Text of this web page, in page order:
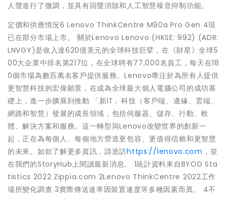
人聲進行了微調，並具有回聲消除和人工智慧噪音抑制功能。
定價和供應情況6 Lenovo ThinkCentre M90a Pro Gen 4現
已在部分市場上市。 關於Lenovo Lenovo (HKSE: 992) (ADR:
LNVGY)是收入達620億美元的全球科技巨擘，在《財星》全球5
00大企業中排名第217位，在全球聘有77,000名員工，每天在18
0個市場為數百萬名客戶提供服務。Lenovo專注於為所有人提供
更智慧科技的宏偉願景，在成為全球最大個人電腦公司的成功基
礎上，進一步擴展到推動 「新IT」科技（客戶端、邊緣、雲端、
網路和智慧）發展的成長領域，包括伺服器、儲存、行動、軟
體、解決方案和服務。這一轉型與Lenovo改變世界的創新一
起，正在為每個人、每個地方營造更包容、更值得信賴和更智慧
的未來。如欲了解更多資訊，請造訪https://lenovo.com ，並
在我們的StoryHub上閱讀最新消息。 1統計資料來自BYOD Sta
tistics 2022 Zippia.com 2Lenovo ThinkCentre 2022工作
場所變化調查 3實際傳送速率因裝置速度等多種因素而異。 4不